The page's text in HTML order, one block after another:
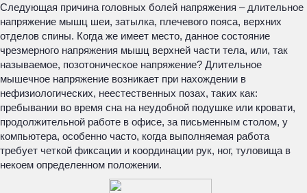
Следующая причина головных болей напряжения – длительное
напряжение мышц шеи, затылка, плечевого пояса, верхних
отделов спины. Когда же имеет место, данное состояние
чрезмерного напряжения мышц верхней части тела, или, так
называемое, позотоническое напряжение? Длительное
мышечное напряжение возникает при нахождении в
нефизиологических, неестественных позах, таких как:
пребывании во время сна на неудобной подушке или кровати,
продолжительной работе в офисе, за письменным столом, у
компьютера, особенно часто, когда выполняемая работа
требует четкой фиксации и координации рук, ног, туловища в
некоем определенном положении.